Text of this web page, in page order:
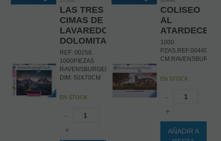
LAS TRES
CIMAS DE
LAVAREDO,
DOLOMITAS
REF: 00256.
1000PIEZAS
RAVENSBURGER
DIM: 50X70CM
EN STOCK
-
+
COLISEO
AL
ATARDECER
1000
CM.RAVENSBURGER
EN STOCK
-
+
AÑADIR A